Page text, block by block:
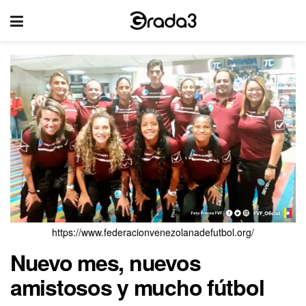
https://www.federacionvenezolanadefutbol.org/
Nuevo mes, nuevos
amistosos y mucho fútbol